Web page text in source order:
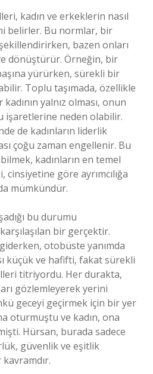
kadın ve erkeklerin nasıl
belirler. Bu normlar, bir
bazen onları
dönüştürür. Örneğin, bir
yürürken, sürekli bir
Toplu taşımada, özellikle
yalnız olması, onun
işaretlerine neden olabilir.
de kadınların liderlik
çoğu zaman engellenir. Bu
kadınların en temel
cinsiyetine göre ayrımcılığa
mümkündür.
bu durumu
bir gerçektir.
otobüste yanımda
küçük ve hafifti, fakat sürekli
titriyordu. Her durakta,
gözlemleyerek yerini
geceyi geçirmek için bir yer
oturmuştu ve kadın, ona
Hürsan, burada sadece
güvenlik ve eşitlik